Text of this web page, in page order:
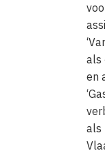
als
en
als